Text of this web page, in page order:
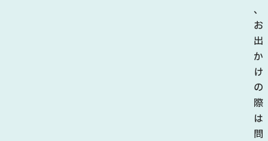
、
お
出
か
け
の
際
は
問